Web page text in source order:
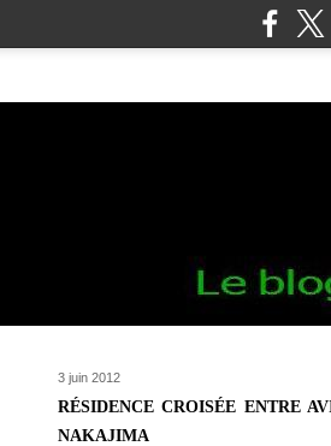
3 juin 2012
RÉSIDENCE CROISÉE ENTRE
NAKAJIMA